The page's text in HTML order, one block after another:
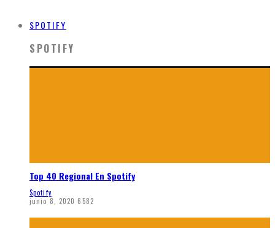
SPOTIFY
SPOTIFY
Top 40 Regional En Spotify
Spotify
junio 8, 2020 6582